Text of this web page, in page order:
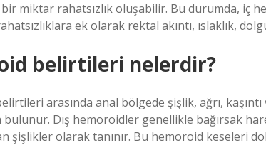
miktar rahatsızlık oluşabilir. Bu durumda, iç
ek olarak rektal akıntı, ıslaklık,
belirtileri nelerdir?
arasında anal bölgede şişlik, ağrı,
Dış hemoroidler genellikle bağırsak
şişlikler olarak tanınır. Bu hemoroid keseleri